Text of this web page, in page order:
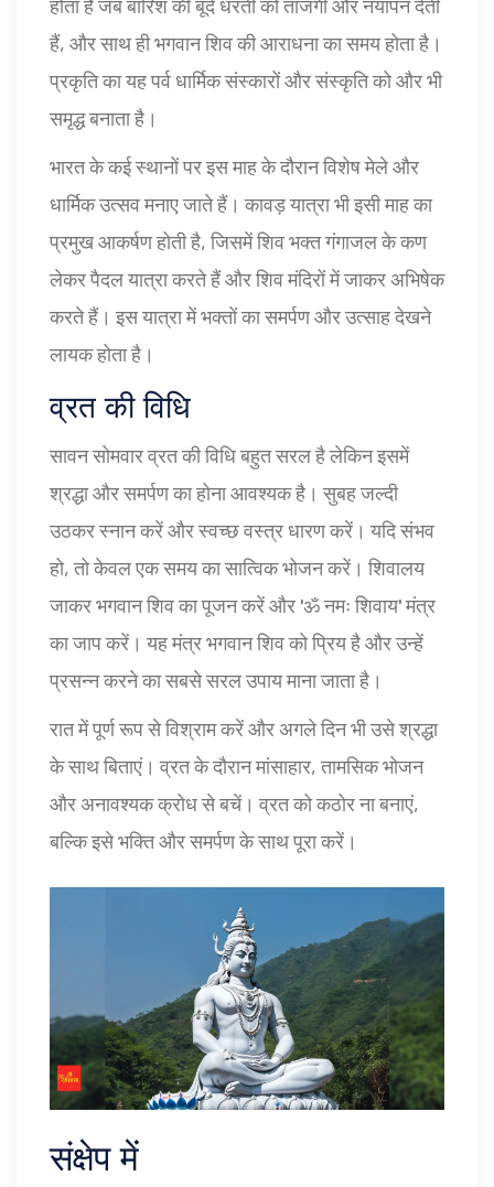
होता है जब बारिश की बूँदें धरती को ताजगी और नयापन देती
हैं, और साथ ही भगवान शिव की आराधना का समय होता है।
प्रकृति का यह पर्व धार्मिक संस्कारों और संस्कृति को और भी
समृद्ध बनाता है।
भारत के कई स्थानों पर इस माह के दौरान विशेष मेले और
धार्मिक उत्सव मनाए जाते हैं। कावड़ यात्रा भी इसी माह का
प्रमुख आकर्षण होती है, जिसमें शिव भक्त गंगाजल के कण
लेकर पैदल यात्रा करते हैं और शिव मंदिरों में जाकर अभिषेक
करते हैं। इस यात्रा में भक्तों का समर्पण और उत्साह देखने
लायक होता है।
व्रत की विधि
सावन सोमवार व्रत की विधि बहुत सरल है लेकिन इसमें
श्रद्धा और समर्पण का होना आवश्यक है। सुबह जल्दी
उठकर स्नान करें और स्वच्छ वस्त्र धारण करें। यदि संभव
हो, तो केवल एक समय का सात्विक भोजन करें। शिवालय
जाकर भगवान शिव का पूजन करें और 'ॐ नमः शिवाय' मंत्र
का जाप करें। यह मंत्र भगवान शिव को प्रिय है और उन्हें
प्रसन्न करने का सबसे सरल उपाय माना जाता है।
रात में पूर्ण रूप से विश्राम करें और अगले दिन भी उसे श्रद्धा
के साथ बिताएं। व्रत के दौरान मांसाहार, तामसिक भोजन
और अनावश्यक क्रोध से बचें। व्रत को कठोर ना बनाएं,
बल्कि इसे भक्ति और समर्पण के साथ पूरा करें।
संक्षेप में